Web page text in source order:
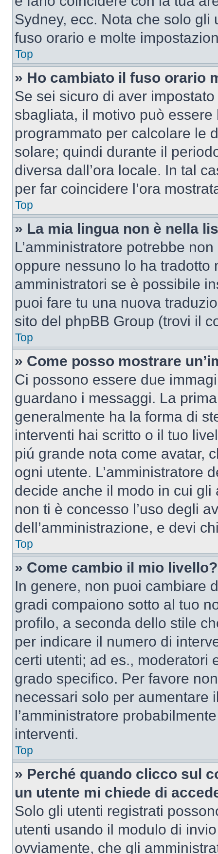
Sydney, ecc. Nota che solo
fuso orario e molte
Top
» Ho cambiato il fuso orario
Se sei sicuro di aver
sbagliata, il motivo può essere
programmato per calcolare le
solare; quindi durante il
diversa dall’ora locale. In tal
per far coincidere l’ora
Top
» La mia lingua non è nella
L’amministratore potrebbe
oppure nessuno lo ha
amministratori se è possibile
puoi fare tu una nuova
sito del phpBB Group (trovi il
Top
» Come posso mostrare
Ci possono essere due
guardano i messaggi. La
generalmente ha la forma di
interventi hai scritto o il tuo
piú grande nota come avatar,
ogni utente. L’amministratore
decide anche il modo in cui
non ti è concesso l’uso degli
dell’amministrazione, e devi
Top
» Come cambio il mio livello?
In genere, non puoi cambiare
gradi compaiono sotto al tuo
profilo, a seconda dello stile
per indicare il numero di
certi utenti; ad es., moderatori
grado specifico. Per favore
necessari solo per aumentare
l’amministratore
interventi.
Top
» Perché quando clicco sul
un utente mi chiede di
Solo gli utenti registrati
utenti usando il modulo di
ovviamente, che gli